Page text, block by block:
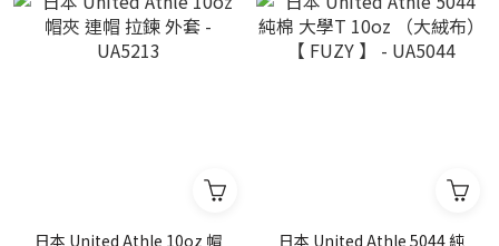
日本 United Athle 10oz 帽
日本 United Athle 5044 純